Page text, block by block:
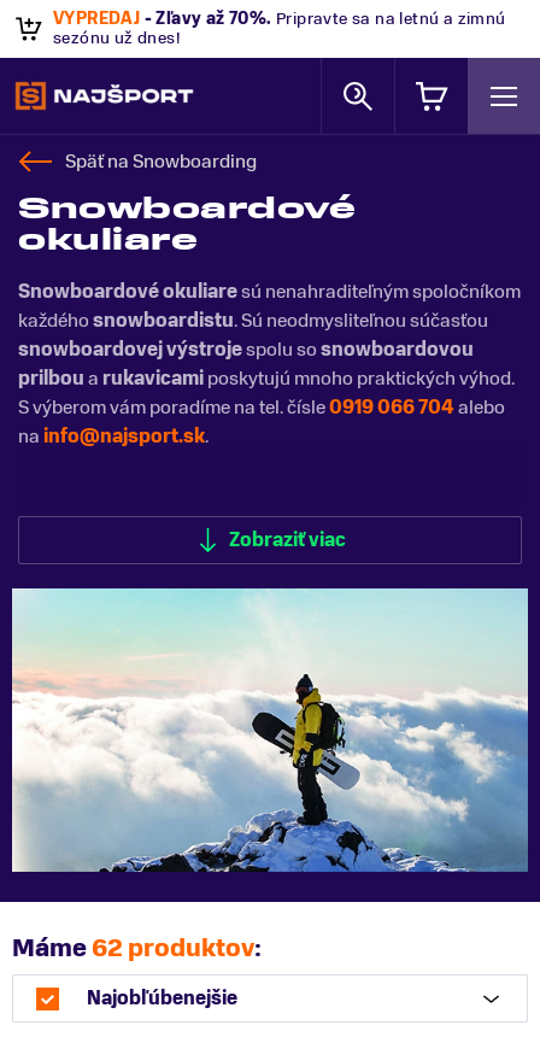
VÝPREDAJ - Zľavy až 70%. Pripravte sa na letnú a zimnú
sezónu už dnes!
Späť naSnowboarding
Snowboardové
okuliare
Snowboardové okuliaresú nenahraditeľným spoločníkom
každéhosnowboardistu. Sú neodmysliteľnou súčasťou
snowboardovej výstrojespolu sosnowboardovou
prilboua rukavicamiposkytujú mnoho praktických výhod.
S výberom vám poradíme na tel. čísle0919 066 704alebo
nainfo@najsport.sk.
Zobraziť viac
Zobraziť menej
Máme62 produktov:
Najobľúbenejšie